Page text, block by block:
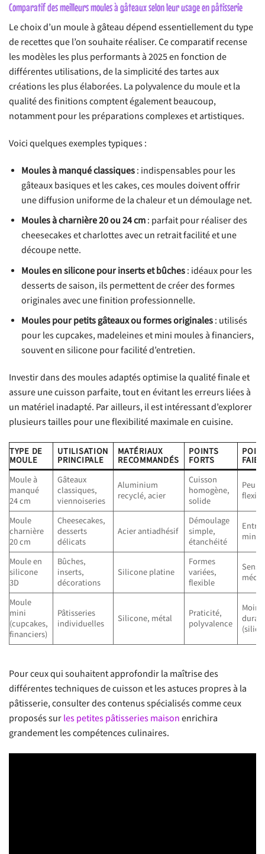
Comparatif des meilleurs moules à gâteaux selon leur usage en pâtisserie
Le choix d’un moule à gâteau dépend essentiellement du type
de recettes que l’on souhaite réaliser. Ce comparatif recense
les modèles les plus performants à 2025 en fonction de
différentes utilisations, de la simplicité des tartes aux
créations les plus élaborées. La polyvalence du moule et la
qualité des finitions comptent également beaucoup,
notamment pour les préparations complexes et artistiques.
Voici quelques exemples typiques :
Moules à manqué classiques: indispensables pour les
gâteaux basiques et les cakes, ces moules doivent offrir
une diffusion uniforme de la chaleur et un démoulage net.
Moules à charnière 20 ou 24 cm: parfait pour réaliser des
cheesecakes et charlottes avec un retrait facilité et une
découpe nette.
Moules en silicone pour inserts et bûches: idéaux pour les
desserts de saison, ils permettent de créer des formes
originales avec une finition professionnelle.
Moules pour petits gâteaux ou formes originales: utilisés
pour les cupcakes, madeleines et mini moules à financiers,
souvent en silicone pour facilité d’entretien.
Investir dans des moules adaptés optimise la qualité finale et
assure une cuisson parfaite, tout en évitant les erreurs liées à
un matériel inadapté. Par ailleurs, il est intéressant d’explorer
plusieurs tailles pour une flexibilité maximale en cuisine.
TYPE DE
MOULE
UTILISATION
PRINCIPALE
MATÉRIAUX
RECOMMANDÉS
POINTS
FORTS
Moule à
manqué
24 cm
Gâteaux
classiques,
viennoiseries
Aluminium
recyclé, acier
Cuisson
homogène,
solide
Peu
Moule
charnière
20 cm
Cheesecakes,
desserts
délicats
Acier antiadhésif
Démoulage
simple,
étanchéité
Moule en
silicone
3D
Bûches,
inserts,
décorations
Silicone platine
Formes
variées,
flexible
Moule
mini
(cupcakes,
financiers)
Pâtisseries
individuelles
Silicone, métal
Praticité,
polyvalence
Moins
Pour ceux qui souhaitent approfondir la maîtrise des
différentes techniques de cuisson et les astuces propres à la
pâtisserie, consulter des contenus spécialisés comme ceux
proposés surles petites pâtisseries maisonenrichira
grandement les compétences culinaires.